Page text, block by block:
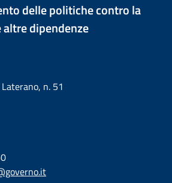
delle politiche contro la
altre dipendenze
n. 51